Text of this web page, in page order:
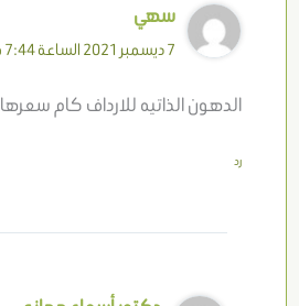
سهي
7 ديسمبر 2021 الساعة 7:44 مساءً
الدهون الذاتيه للارداف كام سعرها
رد